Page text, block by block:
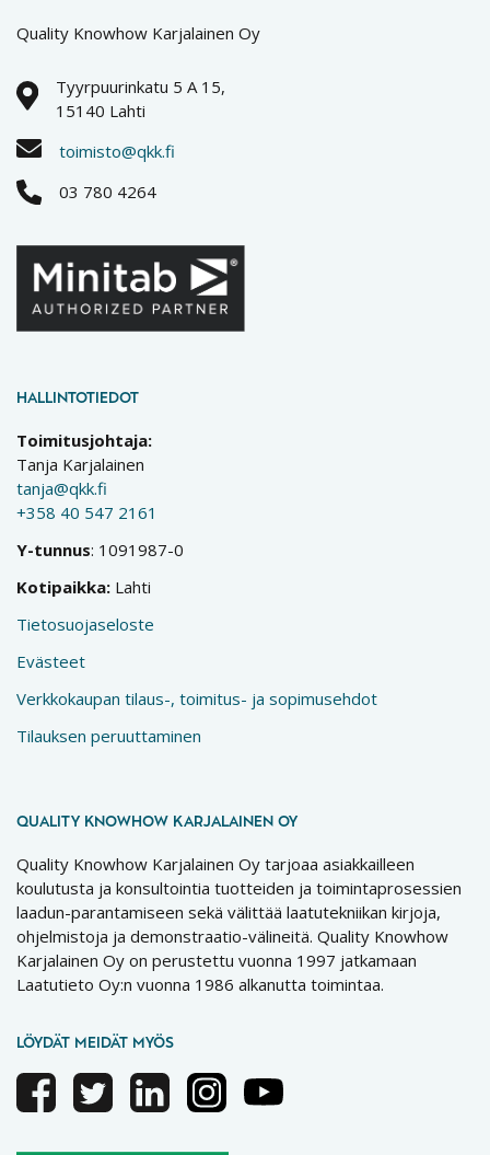
Quality Knowhow Karjalainen Oy
Tyyrpuurinkatu 5 A 15,
15140 Lahti
toimisto@qkk.fi
03 780 4264
HALLINTOTIEDOT
Toimitusjohtaja:
Tanja Karjalainen
tanja@qkk.fi
+358 40 547 2161
Y-tunnus: 1091987-0
Kotipaikka: Lahti
Tietosuojaseloste
Evästeet
Verkkokaupan tilaus-, toimitus- ja sopimusehdot
Tilauksen peruuttaminen
QUALITY KNOWHOW KARJALAINEN OY
Quality Knowhow Karjalainen Oy tarjoaa asiakkailleen
koulutusta ja konsultointia tuotteiden ja toimintaprosessien
laadun-parantamiseen sekä välittää laatutekniikan kirjoja,
ohjelmistoja ja demonstraatio-välineitä. Quality Knowhow
Karjalainen Oy on perustettu vuonna 1997 jatkamaan
Laatutieto Oy:n vuonna 1986 alkanutta toimintaa.
LÖYDÄT MEIDÄT MYÖS
FacebookTwitterLinkedinInstagramYoutube